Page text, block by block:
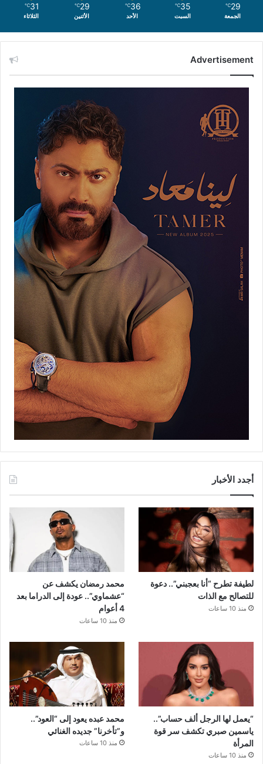
29
℃
الجمعة
35
℃
السبت
36
℃
الأحد
29
℃
الأثنين
31
℃
الثلاثاء
Advertisement
أجدد الأخبار
لطيفة تطرح “أنا بعجبني”.. دعوة
للتصالح مع الذات
منذ 10 ساعات
محمد رمضان يكشف عن
“عشماوي”.. عودة إلى الدراما بعد
4 أعوام
منذ 10 ساعات
“يعمل لها الرجل ألف حساب”..
ياسمين صبري تكشف سر قوة
المرأة
منذ 10 ساعات
محمد عبده يعود إلى “العود”..
و”تأخرنا” جديده الغنائي
منذ 10 ساعات